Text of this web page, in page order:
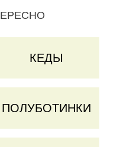
КЕДЫ
ПОЛУБОТИНКИ